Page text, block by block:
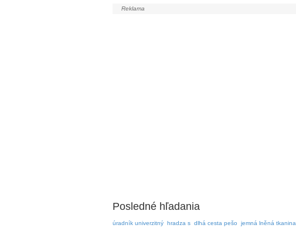
Posledné hľadania
úradník univerzitný hradza s dlhá cesta pešo jemná lněná tkanina